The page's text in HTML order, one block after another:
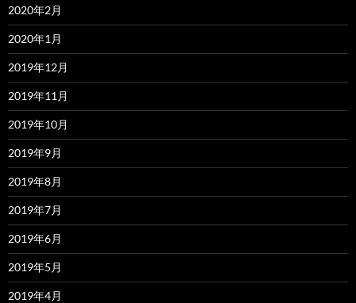
2020年2月
2020年1月
2019年12月
2019年11月
2019年10月
2019年9月
2019年8月
2019年7月
2019年6月
2019年5月
2019年4月